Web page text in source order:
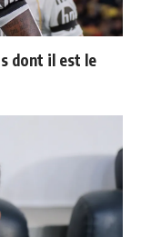
dont il est le